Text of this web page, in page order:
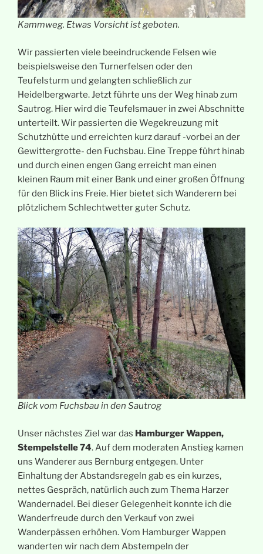
Kammweg. Etwas Vorsicht ist geboten.
Wir passierten viele beeindruckende Felsen wie
beispielsweise den Turnerfelsen oder den
Teufelsturm und gelangten schließlich zur
Heidelbergwarte. Jetzt führte uns der Weg hinab zum
Sautrog. Hier wird die Teufelsmauer in zwei Abschnitte
unterteilt. Wir passierten die Wegekreuzung mit
Schutzhütte und erreichten kurz darauf -vorbei an der
Gewittergrotte- den Fuchsbau. Eine Treppe führt hinab
und durch einen engen Gang erreicht man einen
kleinen Raum mit einer Bank und einer großen Öffnung
für den Blick ins Freie. Hier bietet sich Wanderern bei
plötzlichem Schlechtwetter guter Schutz.
Blick vom Fuchsbau in den Sautrog
Unser nächstes Ziel war das Hamburger Wappen,
Stempelstelle 74. Auf dem moderaten Anstieg kamen
uns Wanderer aus Bernburg entgegen. Unter
Einhaltung der Abstandsregeln gab es ein kurzes,
nettes Gespräch, natürlich auch zum Thema Harzer
Wandernadel. Bei dieser Gelegenheit konnte ich die
Wanderfreude durch den Verkauf von zwei
Wanderpässen erhöhen. Vom Hamburger Wappen
wanderten wir nach dem Abstempeln der